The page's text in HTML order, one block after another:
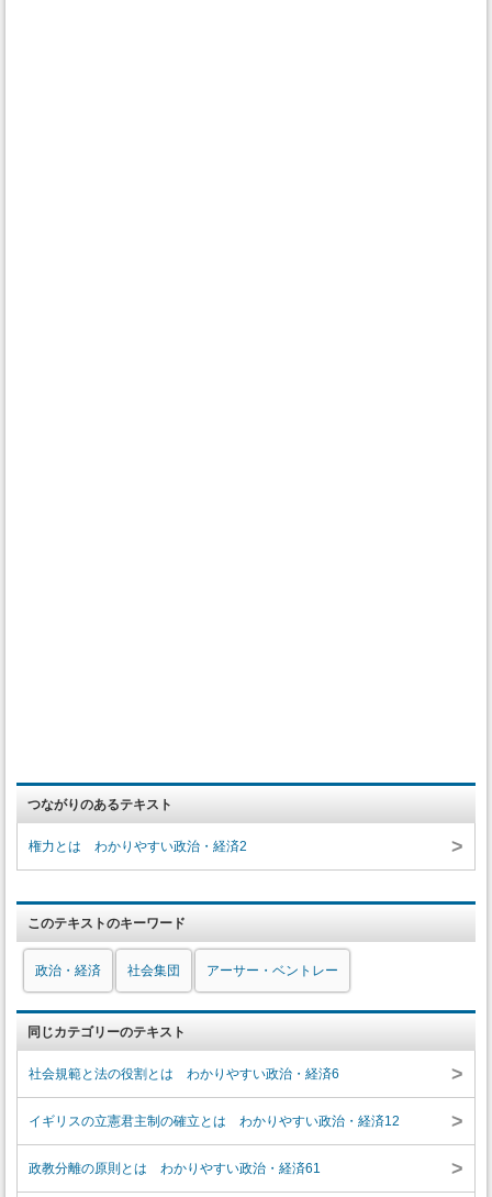
つながりのあるテキスト
権力とは わかりやすい政治・経済2 >
このテキストのキーワード
政治・経済 社会集団 アーサー・ベントレー
同じカテゴリーのテキスト
社会規範と法の役割とは わかりやすい政治・経済6 >
イギリスの立憲君主制の確立とは わかりやすい政治・経済12 >
政教分離の原則とは わかりやすい政治・経済61 >